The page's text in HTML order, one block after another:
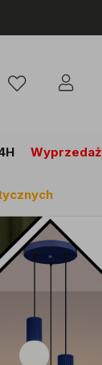
Wyprzedaż